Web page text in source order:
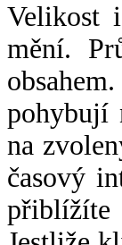
Velikost
mění.
pohybují
na
časový
přiblížíte